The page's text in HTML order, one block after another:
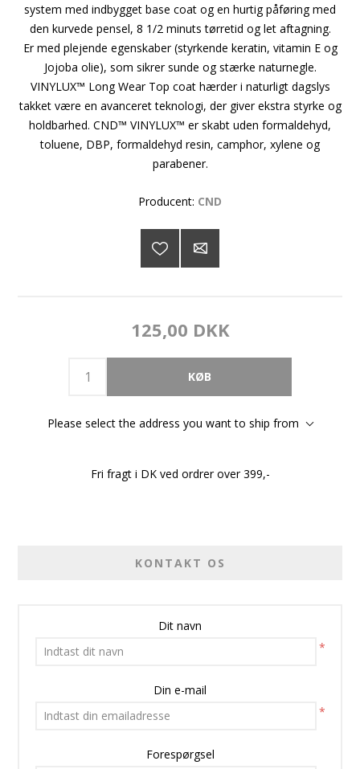
system med indbygget base coat og en hurtig påføring med
den kurvede pensel, 8 1/2 minuts tørretid og let aftagning.
Er med plejende egenskaber (styrkende keratin, vitamin E og
Jojoba olie), som sikrer sunde og stærke naturnegle.
VINYLUX™ Long Wear Top coat hærder i naturligt dagslys
takket være en avanceret teknologi, der giver ekstra styrke og
holdbarhed. CND™ VINYLUX™ er skabt uden formaldehyd,
toluene, DBP, formaldehyd resin, camphor, xylene og
parabener.
Producent: CND
125,00 DKK
Please select the address you want to ship from
Fri fragt i DK ved ordrer over 399,-
KONTAKT OS
Dit navn
*
Din e-mail
*
Forespørgsel